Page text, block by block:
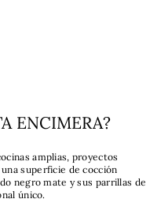
ENCIMERA?
amplias, proyectos
superficie de cocción
negro mate y sus parrillas de
único.